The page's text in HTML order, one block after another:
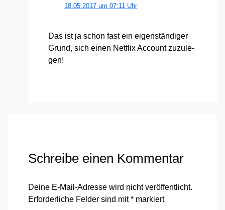
18.05.2017 um 07:11 Uhr
Das ist ja schon fast ein eigen­stän­di­ger
Grund, sich einen Net­flix Account zuzu­le­
gen!
Schreibe einen Kommentar
Deine E-Mail-Adresse wird nicht veröffentlicht.
Erforderliche Felder sind mit* markiert